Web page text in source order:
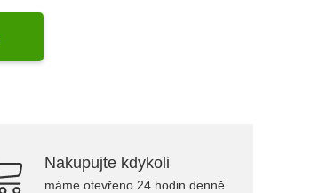
Nakupujte kdykoli
máme otevřeno 24 hodin denně